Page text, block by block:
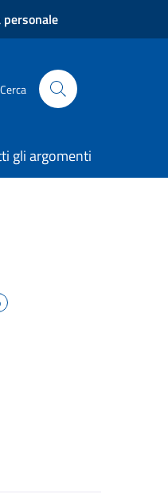
personale
Cerca
gli argomenti